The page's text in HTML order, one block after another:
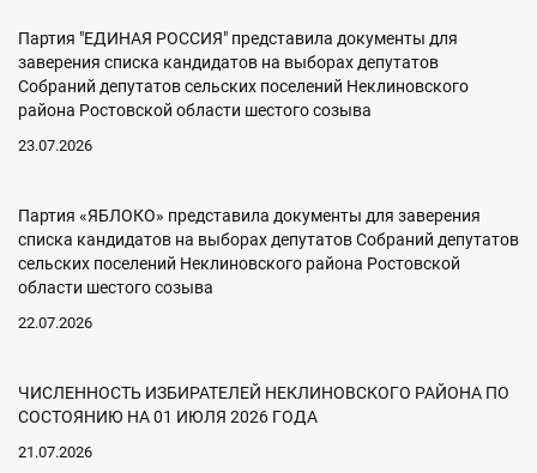
Партия "ЕДИНАЯ РОССИЯ" представила документы для
заверения списка кандидатов на выборах депутатов
Собраний депутатов сельских поселений Неклиновского
района Ростовской области шестого созыва
23.07.2026
Партия «ЯБЛОКО» представила документы для заверения
списка кандидатов на выборах депутатов Собраний депутатов
сельских поселений Неклиновского района Ростовской
области шестого созыва
22.07.2026
ЧИСЛЕННОСТЬ ИЗБИРАТЕЛЕЙ НЕКЛИНОВСКОГО РАЙОНА ПО
СОСТОЯНИЮ НА 01 ИЮЛЯ 2026 ГОДА
21.07.2026